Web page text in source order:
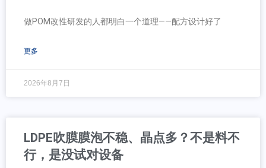
做POM改性研发的人都明白一个道理——配方设计好了
更多
2026年8月7日
LDPE吹膜膜泡不稳、晶点多？不是料不
行，是没试对设备